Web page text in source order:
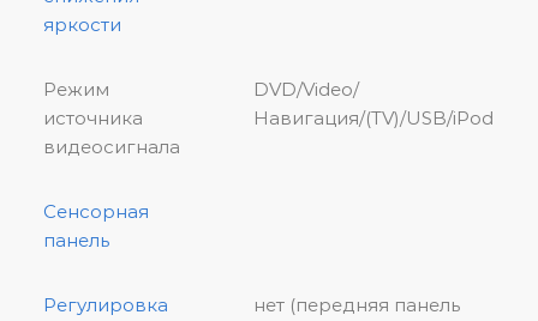
яркости
Режим
источника
видеосигнала
DVD/Video/
Навигация/(TV)/USB/iPod
Сенсорная
панель
Регулировка
нет (передняя панель